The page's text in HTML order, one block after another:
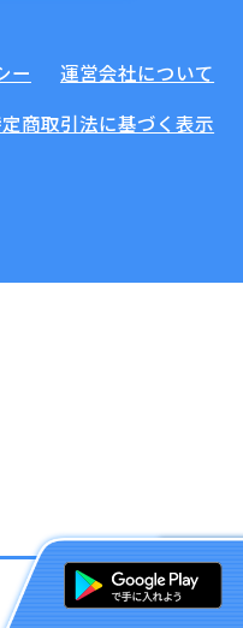
ー
運営会社について
商取引法に基づく表示